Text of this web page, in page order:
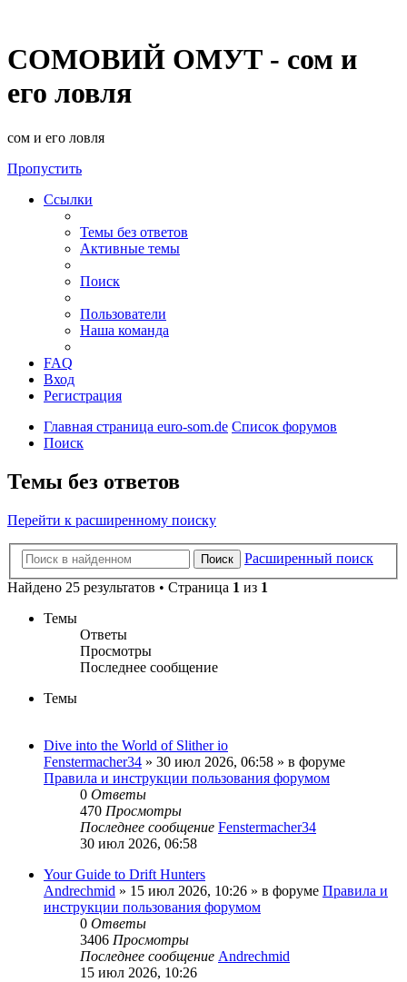
СОМОВИЙ ОМУТ - сом и
его ловля
сом и его ловля
Пропустить
Ссылки
Темы без ответов
Активные темы
Поиск
Пользователи
Наша команда
FAQ
Вход
Регистрация
Главная страница euro-som.de Список форумов
Поиск
Темы без ответов
Перейти к расширенному поиску
Поиск
Расширенный поиск
Найдено 25 результатов • Страница 1 из 1
Темы
Ответы
Просмотры
Последнее сообщение
Темы
Dive into the World of Slither io
Fenstermacher34 » 30 июл 2026, 06:58 » в форуме
Правила и инструкции пользования форумом
0 Ответы
470 Просмотры
Последнее сообщение Fenstermacher34
30 июл 2026, 06:58
Your Guide to Drift Hunters
Andrechmid » 15 июл 2026, 10:26 » в форуме Правила и
инструкции пользования форумом
0 Ответы
3406 Просмотры
Последнее сообщение Andrechmid
15 июл 2026, 10:26